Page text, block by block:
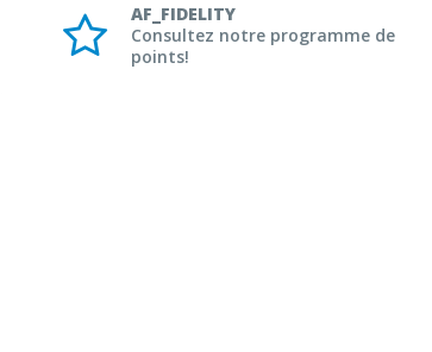
AF_FIDELITY
Consultez notre programme de
points!